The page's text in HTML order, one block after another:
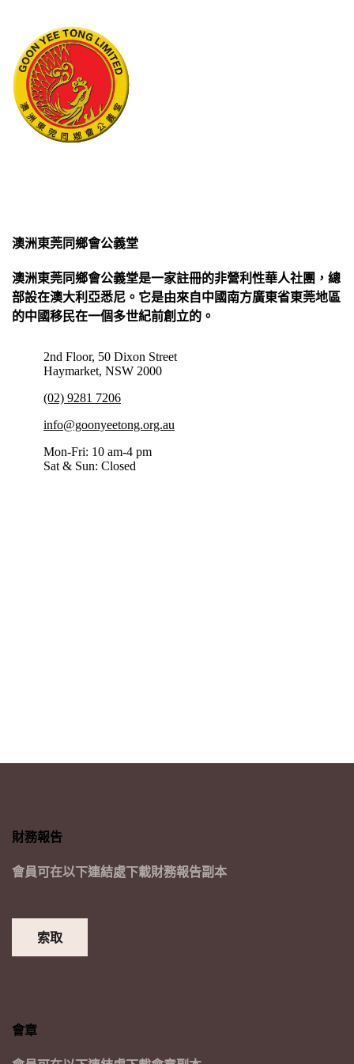
澳洲東莞同鄉會公義堂
澳洲東莞同鄉會公義堂是一家註冊的非營利性華人社團，總
部設在澳大利亞悉尼。它是由來自中國南方廣東省東莞地區
的中國移民在一個多世紀前創立的。
2nd Floor, 50 Dixon Street
Haymarket, NSW 2000
(02) 9281 7206
info@goonyeetong.org.au
Mon-Fri: 10 am-4 pm
Sat & Sun: Closed
財務報告
會員可在以下連結處下載財務報告副本
索取
會章